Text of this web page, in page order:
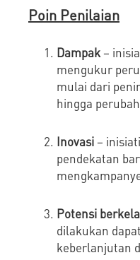
Poin Penilaian
Dampak–
mengukur
mulai dari
hingga
Inovasi–
pendekatan
Potensi
dilakukan
keberlanjutan